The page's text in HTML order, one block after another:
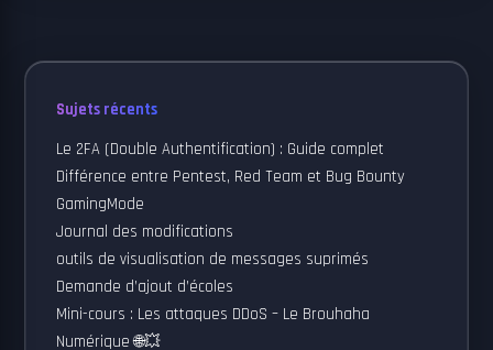
Sujets récents
Le 2FA (Double Authentification) : Guide complet
Différence entre Pentest, Red Team et Bug Bounty
GamingMode
Journal des modifications
outils de visualisation de messages suprimés
Demande d’ajout d’écoles
Mini-cours : Les attaques DDoS – Le Brouhaha
Numérique 🌐💥